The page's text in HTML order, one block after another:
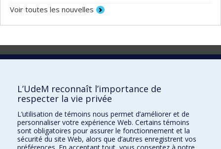
Voir toutes les nouvelles
Laboratoire d'innovation
Vice-rectorat aux affaires étudiantes et aux études
Inven_T
Consortium Santé Numérique
L’UdeM reconnaît l’importance de
respecter la vie privée
L’utilisation de témoins nous permet d’améliorer et de
personnaliser votre expérience Web. Certains témoins
sont obligatoires pour assurer le fonctionnement et la
sécurité du site Web, alors que d’autres enregistrent vos
préférences. En acceptant tout, vous consentez à notre